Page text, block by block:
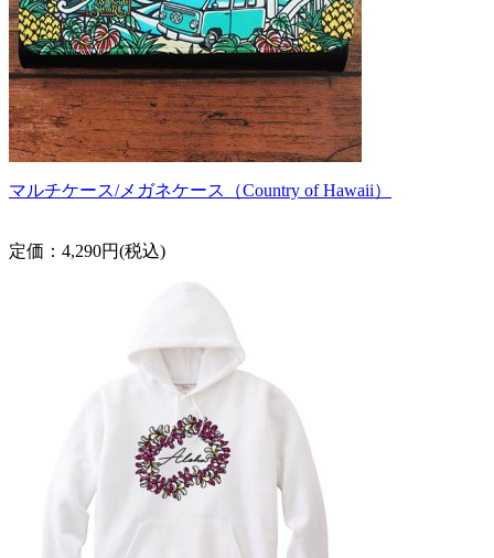
マルチケース/メガネケース（Country of Hawaii）
定価：4,290円(税込)